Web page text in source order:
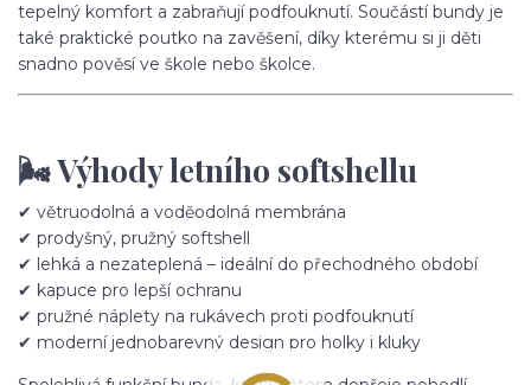
tepelný komfort a zabraňují podfouknutí. Součástí bundy je
také praktické poutko na zavěšení, díky kterému si ji děti
snadno pověsí ve škole nebo školce.
🌬️ Výhody letního softshellu
✔ větruodolná a voděodolná membrána
✔ prodyšný, pružný softshell
✔ lehká a nezateplená – ideální do přechodného období
✔ kapuce pro lepší ochranu
✔ pružné náplety na rukávech proti podfouknutí
✔ moderní jednobarevný design pro holky i kluky